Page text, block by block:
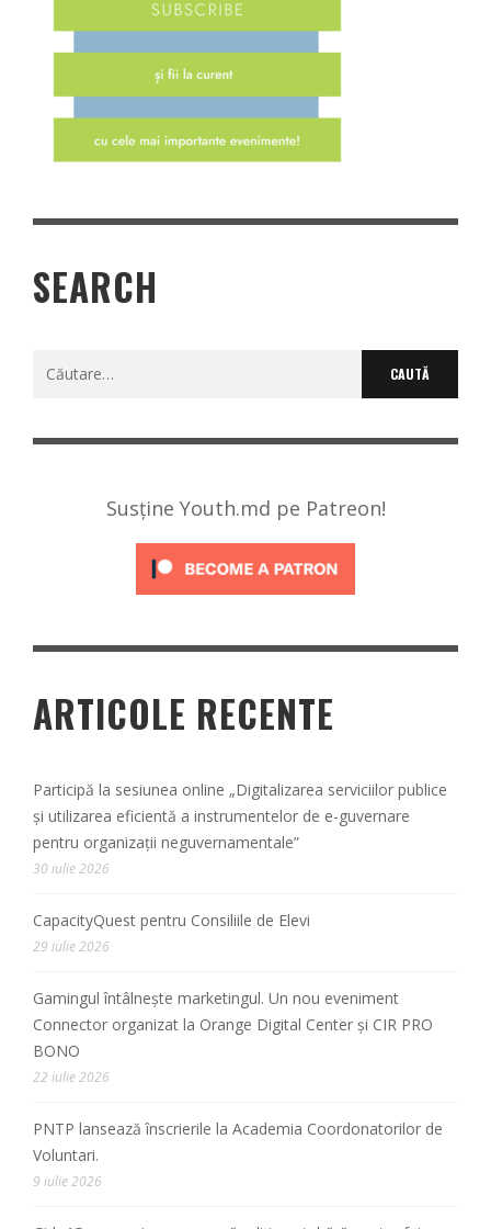
SEARCH
Caută
Susține Youth.md pe Patreon!
ARTICOLE RECENTE
Participă la sesiunea online „Digitalizarea serviciilor publice
și utilizarea eficientă a instrumentelor de e-guvernare
pentru organizații neguvernamentale”
30 iulie 2026
CapacityQuest pentru Consiliile de Elevi
29 iulie 2026
Gamingul întâlnește marketingul. Un nou eveniment
Connector organizat la Orange Digital Center și CIR PRO
BONO
22 iulie 2026
PNTP lansează înscrierile la Academia Coordonatorilor de
Voluntari.
9 iulie 2026